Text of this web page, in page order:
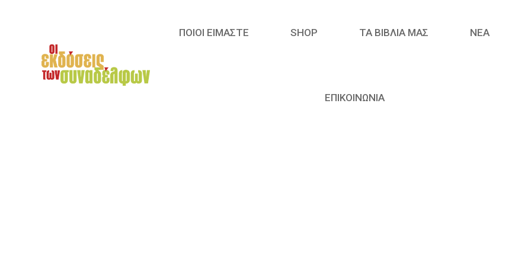
ΠΟΙΟΙ ΕΙΜΑΣΤΕ SHOP ΤΑ ΒΙΒΛΙΑ ΜΑΣ ΝΈΑ
ΕΠΙΚΟΙΝΩΝΙΑ